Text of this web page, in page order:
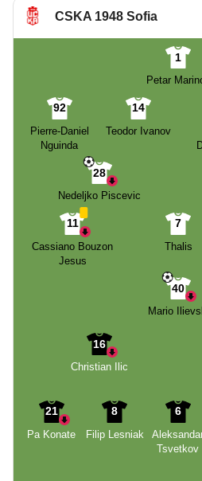
CSKA 1948 Sofia
1
Petar
92
Pierre-Daniel
Nguinda
14
Teodor Ivanov
28
Nedeljko Piscevic
11
Cassiano Bouzon
Jesus
7
Thalis
40
Mario
16
Christian Ilic
21
Pa Konate
8
Filip Lesniak
6
Tsvetkov